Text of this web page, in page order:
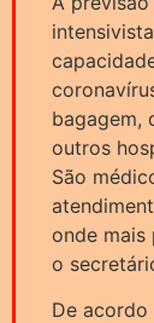
bagagem,
outros
São
onde mais
o
De